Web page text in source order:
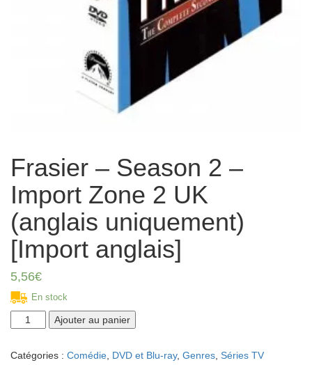
Frasier – Season 2 –
Import Zone 2 UK
(anglais uniquement)
[Import anglais]
5,56€
En stock
quantité
de
-
Ajouter au panier
Catégories : Comédie DVD et Blu-ray, Genres Séries TV